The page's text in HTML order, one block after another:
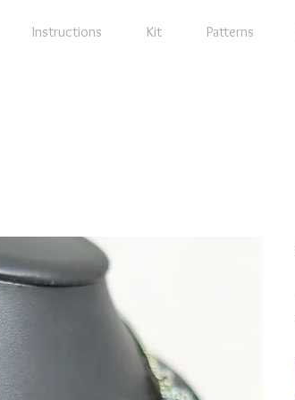
Instructions Kit Patterns